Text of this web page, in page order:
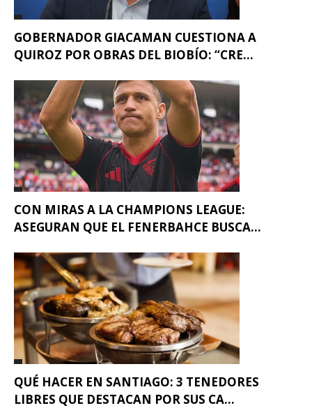
GOBERNADOR GIACAMAN CUESTIONA A
QUIROZ POR OBRAS DEL BIOBÍO: “CRE...
CON MIRAS A LA CHAMPIONS LEAGUE:
ASEGURAN QUE EL FENERBAHCE BUSCA...
QUÉ HACER EN SANTIAGO: 3 TENEDORES
LIBRES QUE DESTACAN POR SUS CA...